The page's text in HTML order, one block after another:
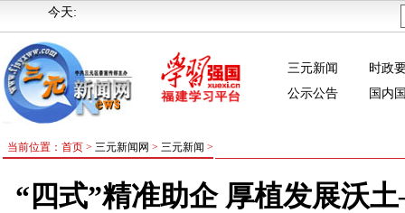
今天:
三元新闻
时政
公示公告
国内
当前位置：首页 > 三元新闻网 > 三元新闻 >
“四式”精准助企 厚植发展沃